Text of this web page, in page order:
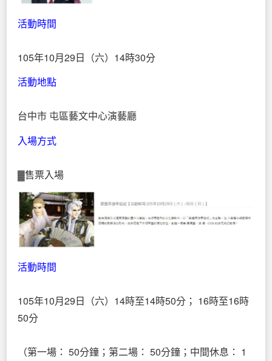
活動時間
105年10月29日（六）14時30分
活動地點
台中市 屯區藝文中心演藝廳
入場方式
▓售票入場
活動時間
105年10月29日（六）14時至14時50分； 16時至16時
50分
（第一場： 50分鐘；第二場： 50分鐘；中間休息： 1